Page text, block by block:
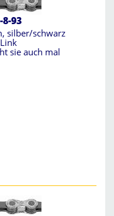
93
silber/schwarz
sie auch mal